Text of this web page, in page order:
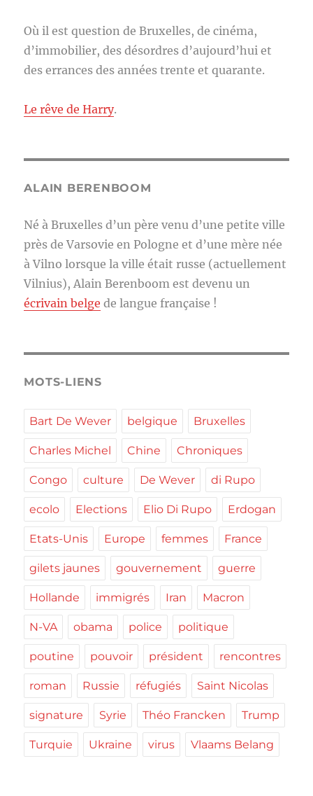
Où il est question de Bruxelles, de cinéma,
d’immobilier, des désordres d’aujourd’hui et
des errances des années trente et quarante.
Le rêve de Harry.
ALAIN BERENBOOM
Né à Bruxelles d’un père venu d’une petite ville
près de Varsovie en Pologne et d’une mère née
à Vilno lorsque la ville était russe (actuellement
Vilnius), Alain Berenboom est devenu un
écrivain belge de langue française !
MOTS-LIENS
Bart De Wever belgique Bruxelles
Charles Michel Chine Chroniques
Congo culture De Wever di Rupo
ecolo Elections Elio Di Rupo Erdogan
Etats-Unis Europe femmes France
gilets jaunes gouvernement guerre
Hollande immigrés Iran Macron
N-VA obama police politique
poutine pouvoir président rencontres
roman Russie réfugiés Saint Nicolas
signature Syrie Théo Francken Trump
Turquie Ukraine virus Vlaams Belang